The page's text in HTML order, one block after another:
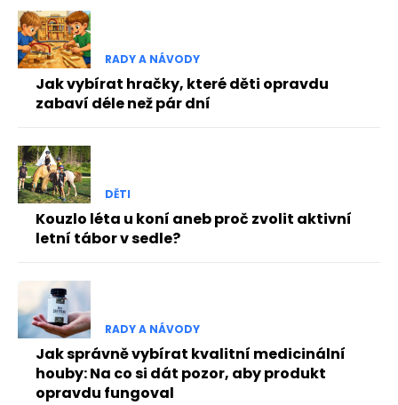
RADY A NÁVODY
Jak vybírat hračky, které děti opravdu
zabaví déle než pár dní
DĚTI
Kouzlo léta u koní aneb proč zvolit aktivní
letní tábor v sedle?
RADY A NÁVODY
Jak správně vybírat kvalitní medicinální
houby: Na co si dát pozor, aby produkt
opravdu fungoval